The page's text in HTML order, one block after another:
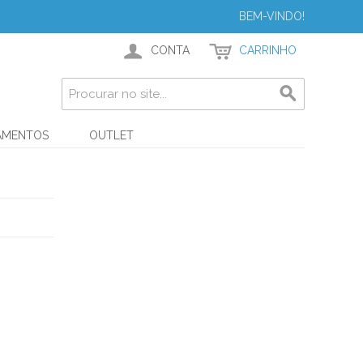
BEM-VINDO!
CONTA CARRINHO
OUTLET